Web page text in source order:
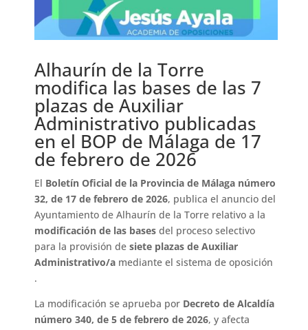
Alhaurín de la Torre
modifica las bases de las 7
plazas de Auxiliar
Administrativo publicadas
en el BOP de Málaga de 17
de febrero de 2026
El Boletín Oficial de la Provincia de Málaga número
32, de 17 de febrero de 2026, publica el anuncio del
Ayuntamiento de Alhaurín de la Torre relativo a la
modificación de las bases del proceso selectivo
para la provisión desiete plazas de Auxiliar
Administrativo/a mediante el sistema de oposición
.
La modificación se aprueba por Decreto de Alcaldía
número 340, de 5 de febrero de 2026, y afecta